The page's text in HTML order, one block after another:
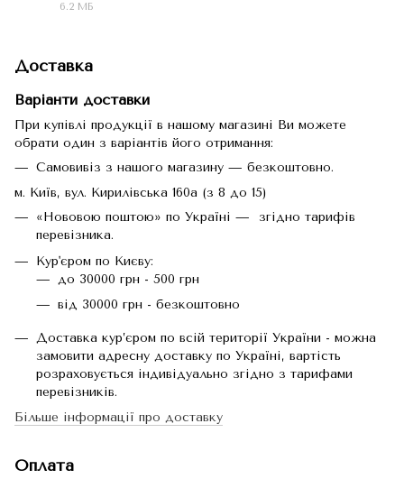
6.2 МБ
Доставка
Варіанти доставки
При купівлі продукції в нашому магазині Ви можете
обрати один з варіантів його отримання:
Самовивіз з нашого магазину — безкоштовно.
м. Київ, вул. Кирилівська 160а (з 8 до 15)
«Нововою поштою» по Україні — згідно тарифів
перевізника.
Кур'єром по Києву:
до 30000 грн - 500 грн
від 30000 грн - безкоштовно
Доставка кур’єром по всій території України - можна
замовити адресну доставку по Україні, вартість
розраховується індивідуально згідно з тарифами
перевізників.
Більше інформації про доставку
Оплата